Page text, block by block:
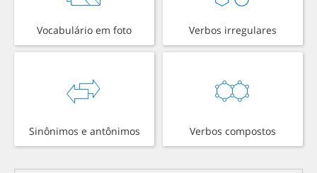
Vocabulário em foto Verbos irregulares
Sinônimos e antônimos Verbos compostos